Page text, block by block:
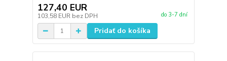
127,40 EUR
103,58 EUR bez DPH do 3-7 dní
Pridať do košíka